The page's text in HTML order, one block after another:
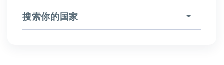
搜索你的国家